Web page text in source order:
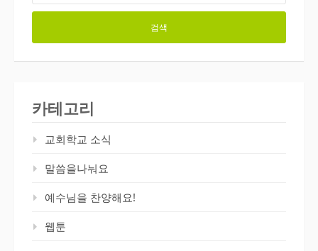
카테고리
교회학교 소식
말씀을나눠요
예수님을 찬양해요!
웹툰